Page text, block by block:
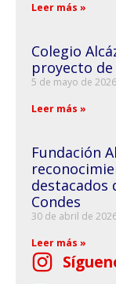
Leer más »
Colegio
proyecto
5 de mayo de 2026
Leer más »
Fundación
destacados
Condes
30 de abril de
Leer más »